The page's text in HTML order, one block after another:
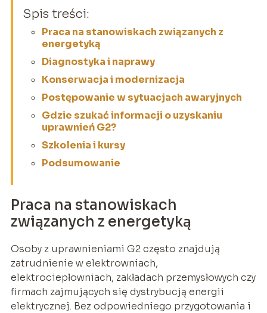
Spis treści:
Praca na stanowiskach związanych z
energetyką
Diagnostyka i naprawy
Konserwacja i modernizacja
Postępowanie w sytuacjach awaryjnych
Gdzie szukać informacji o uzyskaniu
uprawnień G2?
Szkolenia i kursy
Podsumowanie
Praca na stanowiskach
związanych z energetyką
Osoby z uprawnieniami G2 często znajdują
zatrudnienie w elektrowniach,
elektrociepłowniach, zakładach przemysłowych czy
firmach zajmujących się dystrybucją energii
elektrycznej. Bez odpowiedniego przygotowania i